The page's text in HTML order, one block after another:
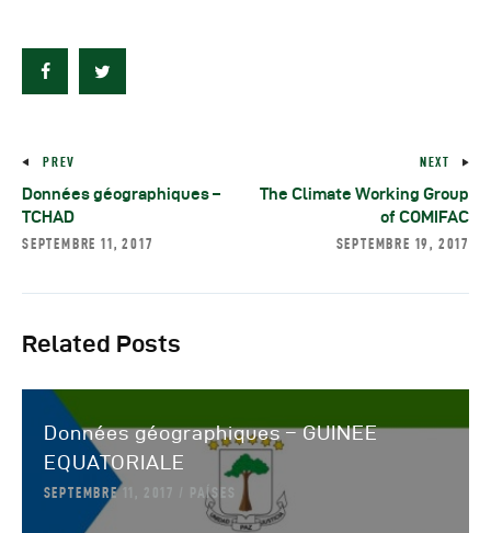
PREV
Données géographiques –
TCHAD
SEPTEMBRE 11, 2017
NEXT
The Climate Working Group
of COMIFAC
SEPTEMBRE 19, 2017
Related Posts
Données géographiques – GUINEE
EQUATORIALE
SEPTEMBRE 11, 2017 PAÍSES